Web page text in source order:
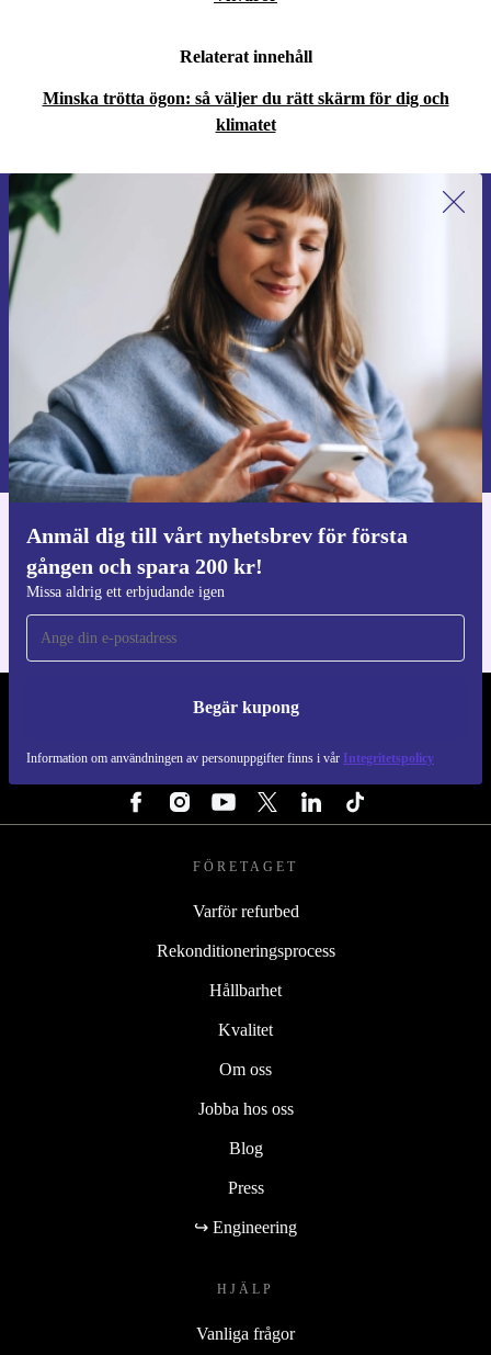
ett smart och hållbart val – både för dig och för planeten.
Skapa en mer hållbar arbetsplats och upplev den pålitliga
med omtanke om både dig och miljön.
Relaterat innehåll
Minska trötta ögon: så väljer du rätt skärm för dig och
klimatet
Anmäl dig till vårt nyhetsbrev för första
gången och spara 200 kr!
Missa aldrig ett erbjudande igen
Begär kupong
Information om användningen av personuppgifter finns i vår Integritetspolicy
Anmäl dig till vårt nyhetsbrev för
första gången och spara 200 kr!
Missa aldrig ett erbjudande igen.
Begär kupong
Information om användningen av personuppgifter finns i vår
Integritetspolicy
Ladda ner refurbed appen
För iOS och Android
REFURBED SVERIGE - RETHINK NEW.
FÖLJ OSS
FÖRETAGET
Varför refurbed
Rekonditioneringsprocess
Hållbarhet
Kvalitet
Om oss
Jobba hos oss
Blog
Press
↪ Engineering
HJÄLP
Vanliga frågor